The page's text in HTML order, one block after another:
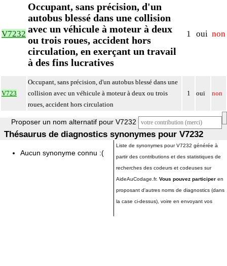
V7232
Occupant, sans précision, d'un
autobus blessé dans une collision
avec un véhicule à moteur à deux
ou trois roues, accident hors
circulation, en exerçant un travail
à des fins lucratives
1 oui non
V723
Occupant, sans précision, d'un autobus blessé dans une
collision avec un véhicule à moteur à deux ou trois
roues, accident hors circulation
1 oui non
Proposer un nom alternatif pour V7232
Thésaurus de diagnostics synonymes pour V7232
Aucun synonyme connu :(
Liste de synonymes pour V7232 générée à
partir des contributions et des statistiques de
recherches des codeurs et codeuses sur
AideAuCodage.fr. Vous pouvez participer en
proposant d'autres noms de diagnostics (dans
la case ci-dessus), voire en envoyant vos